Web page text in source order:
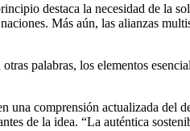
destaca la necesidad de la
Más aún, las alianzas
palabras, los elementos
comprensión actualizada del
de la idea. “La auténtica